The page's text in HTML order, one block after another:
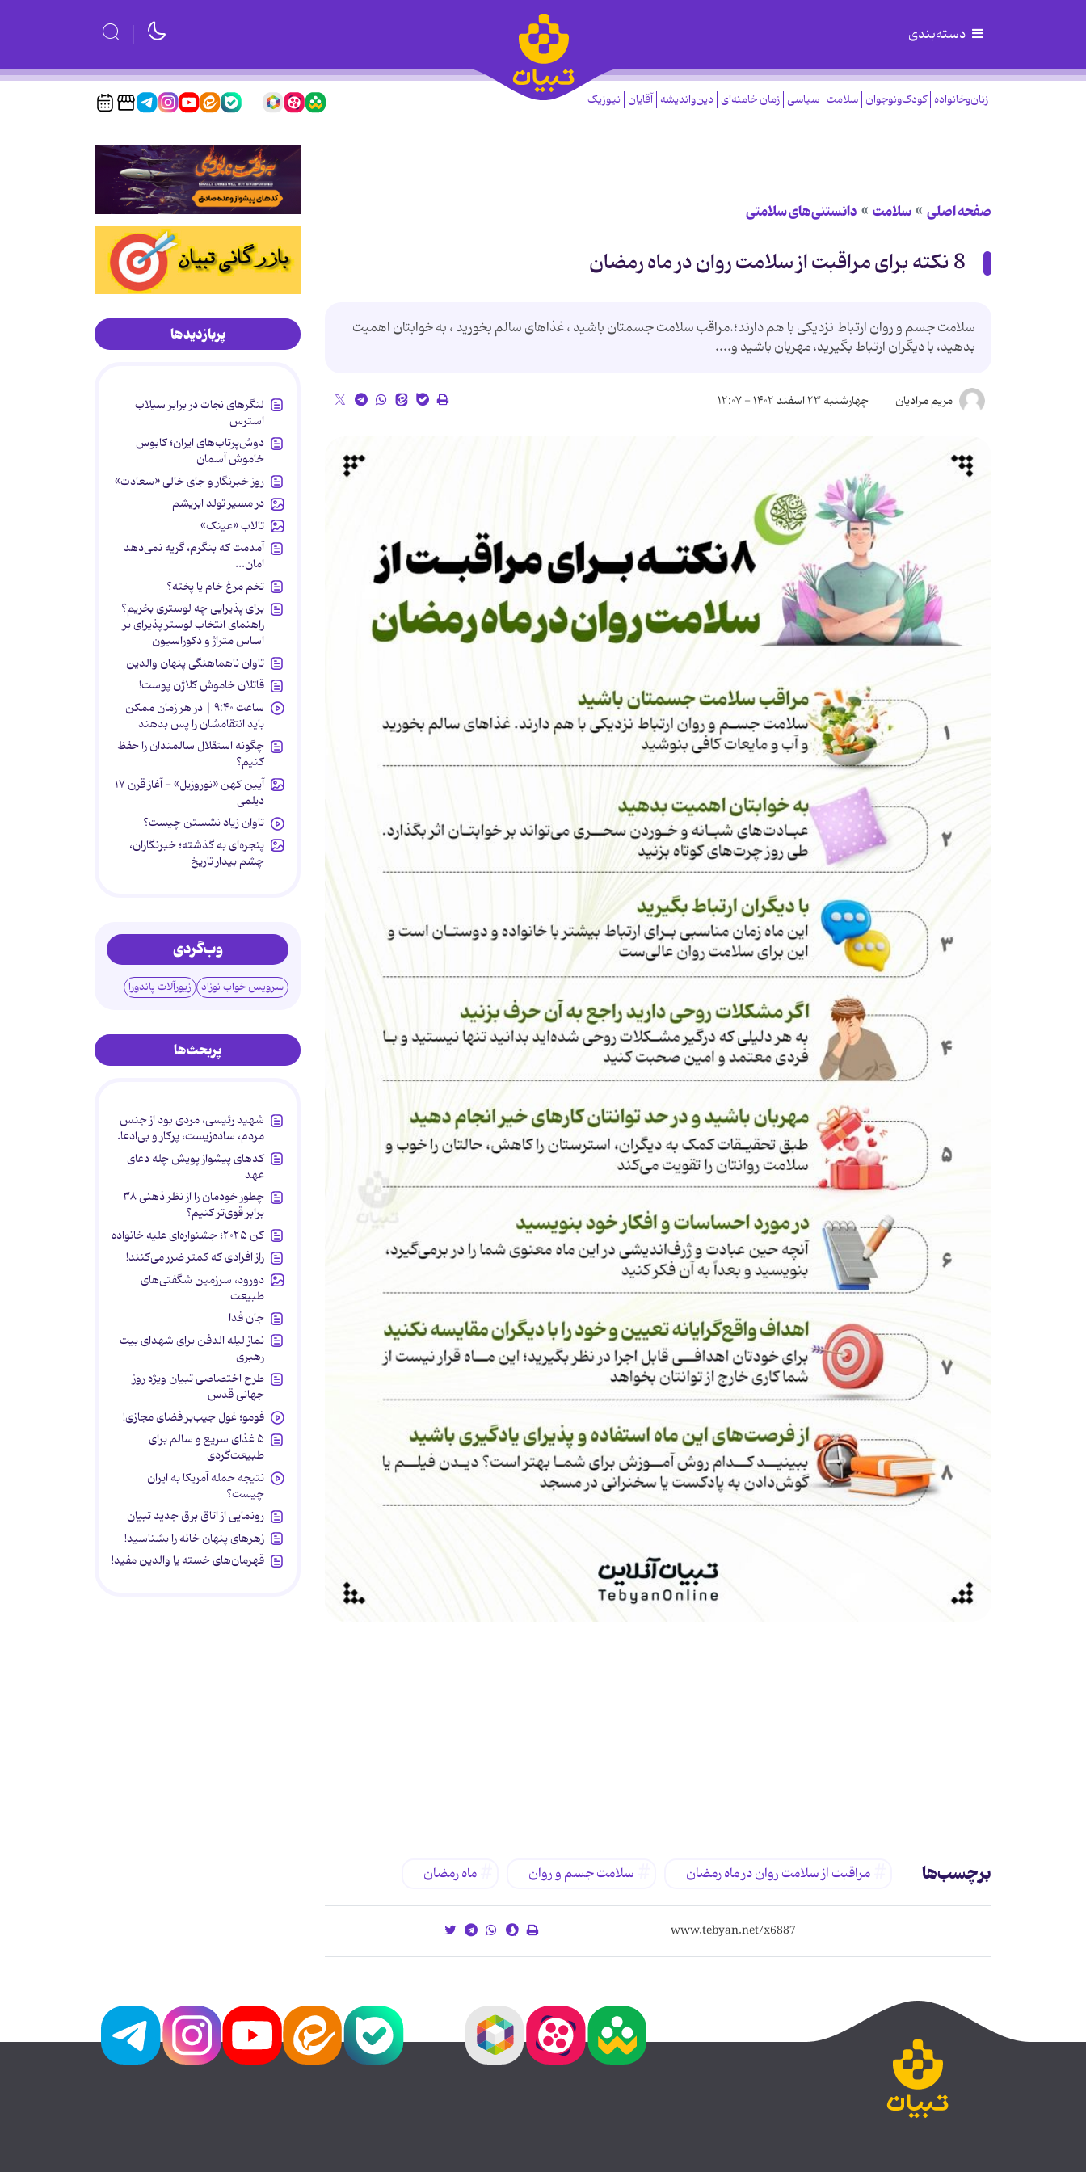
دسته‌بندی
زنان‌وخانواده کودک‌ونوجوان سلامت سیاسی زمان خامنه‌ای دین‌واندیشه آقایان نیوزیک
صفحه اصلی سلامت دانستنی‌های سلامتی
8 نکته برای مراقبت از سلامت روان در ماه رمضان
سلامت جسم و روان ارتباط نزدیکی با هم دارند؛.مراقب سلامت جسمتان باشید ، غذاهای سالم بخورید ، به خوابتان اهمیت
بدهید، با دیگران ارتباط بگیرید، مهربان باشید و....
مریم مرادیان چهارشنبه ۲۳ اسفند ۱۴۰۲ - ۱۲:۰۷
برچسب‌ها مراقبت از سلامت روان در ماه رمضان سلامت جسم و روان ماه رمضان
پربازدیدها
لنگرهای نجات در برابر سیلاب
استرس
دوش‌پرتاب‌های ایران؛ کابوس
خاموش آسمان
روز خبرنگار و جای خالی «سعادت»
در مسیر تولد ابریشم
تالاب «عینک»
آمدمت که بنگرم، گریه نمی‌دهد
امان...
تخم مرغ خام یا پخته؟
برای پذیرایی چه لوستری بخریم؟
راهنمای انتخاب لوستر پذیرای بر
اساس متراژ و دکوراسیون
تاوان ناهماهنگی پنهان والدین
قاتلان خاموش کلاژن پوست!
ساعت ۹:۴۰ | در هر زمان ممکن
باید انتقامشان را پس بدهند
چگونه استقلال سالمندان را حفظ
کنیم؟
آیین کهن «نوروزبل» - آغاز قرن ۱۷
دیلمی
تاوان زیاد نشستن چیست؟
پنجره‌ای به گذشته؛ خبرنگاران،
چشم بیدار تاریخ
وب‌گردی
سرویس خواب نوزاد زیورآلات پاندورا
پربحث‌ها
شهید رئیسی، مردی بود از جنس
مردم، ساده‌زیست، پرکار و بی‌ادعا.
کدهای پیشواز پویش چله دعای
عهد
چطور خودمان را از نظر ذهنی ۳۸
برابر قوی‌تر کنیم؟
کن ۲۰۲۵؛ جشنواره‌ای علیه خانواده
راز افرادی که کمتر ضرر می‌کنند!
دورود، سرزمین شگفتی‌های
طبیعت
جان فدا
نماز لیله الدفن برای شهدای بیت
رهبری
طرح اختصاصی تبیان ویژه روز
جهانی قدس
فومو؛ غول جیب‌بر فضای مجازی!
۵ غذای سریع و سالم برای
طبیعت‌گردی
نتیجه حمله آمریکا به ایران
چیست؟
رونمایی از اتاق برق جدید تبیان
زهرهای پنهان خانه را بشناسید!
قهرمان‌های خسته یا والدین مفید!